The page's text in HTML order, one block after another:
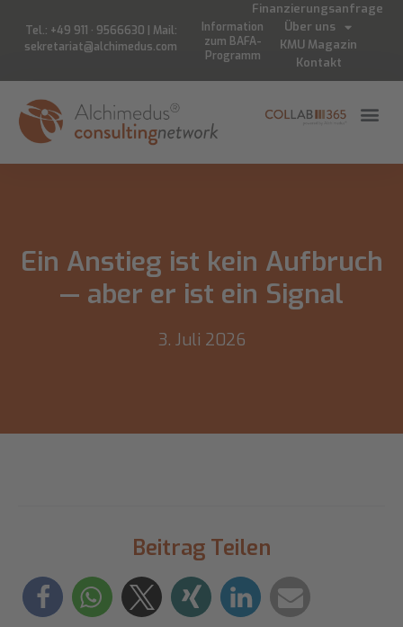
Tel.: +49 911 · 9566630 | Mail:
sekretariat@alchimedus.com
Information
zum BAFA-
Programm
Finanzierungsanfrage
Über uns
KMU Magazin
Kontakt
Ein Anstieg ist kein Aufbruch
— aber er ist ein Signal
3. Juli 2026
Beitrag Teilen